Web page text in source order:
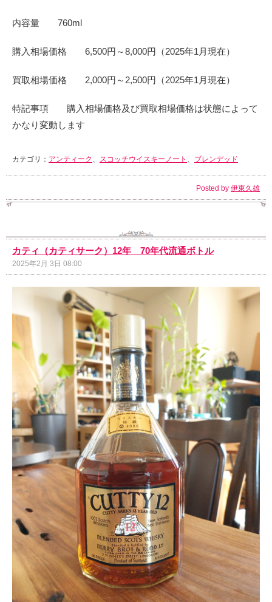
内容量 760ml
購入相場価格 6,500円～8,000円（2025年1月現在）
買取相場価格 2,000円～2,500円（2025年1月現在）
特記事項 購入相場価格及び買取相場価格は状態によって
かなり変動します
カテゴリ： アンティーク 、 スコッチウイスキーノート 、 ブレンデッド
Posted by 伊東久雄
カティ（カティサーク）12年 70年代流通ボトル
2025年2月 3日 08:00